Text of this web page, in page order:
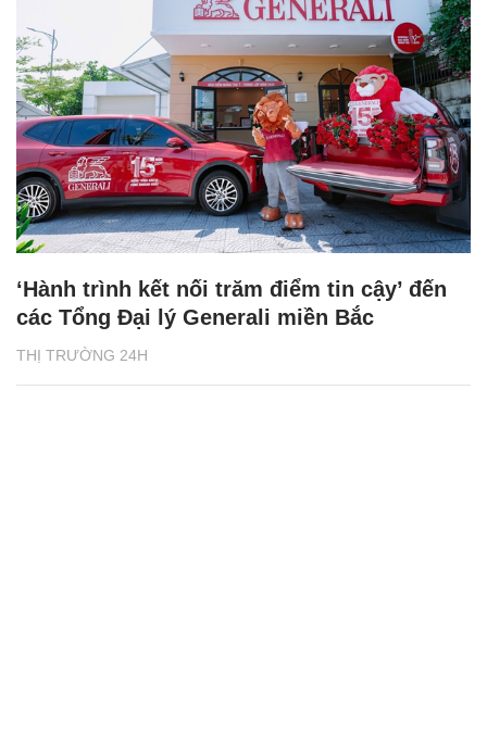
THỊ TRƯỜNG 24H
‘Hành trình kết nối trăm điểm tin cậy’ đến
các Tổng Đại lý Generali miền Bắc